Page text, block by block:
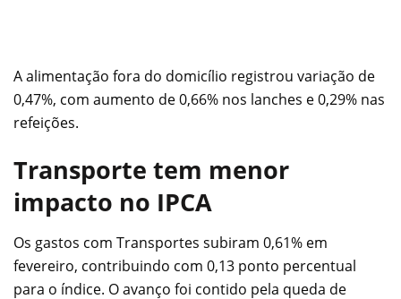
A alimentação fora do domicílio registrou variação de
0,47%, com aumento de 0,66% nos lanches e 0,29% nas
refeições.
Transporte tem menor
impacto no IPCA
Os gastos com Transportes subiram 0,61% em
fevereiro, contribuindo com 0,13 ponto percentual
para o índice. O avanço foi contido pela queda de